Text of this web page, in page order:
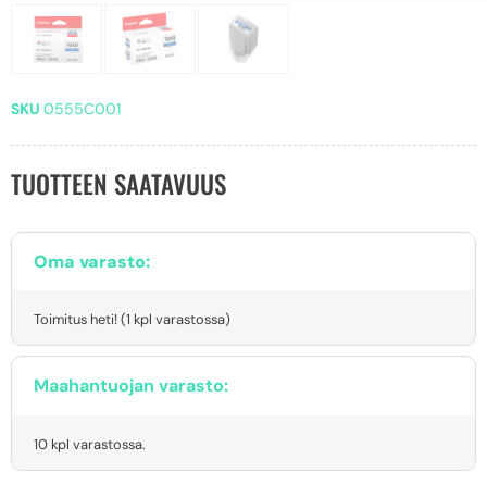
SKU 0555C001
TUOTTEEN SAATAVUUS
Oma varasto:
Toimitus heti! (1 kpl varastossa)
Maahantuojan varasto:
10 kpl varastossa.